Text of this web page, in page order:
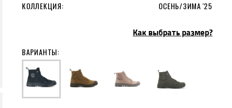
КОЛЛЕКЦИЯ:
ОСЕНЬ/ЗИМА '25
Как выбрать размер?
ВАРИАНТЫ: